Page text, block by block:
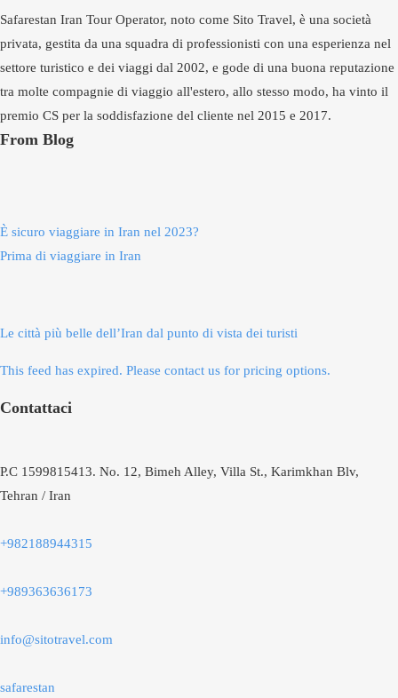
Safarestan Iran Tour Operator, noto come Sito Travel, è una società
privata, gestita da una squadra di professionisti con una esperienza nel
settore turistico e dei viaggi dal 2002, e gode di una buona reputazione
tra molte compagnie di viaggio all'estero, allo stesso modo, ha vinto il
premio CS per la soddisfazione del cliente nel 2015 e 2017.
From Blog
È sicuro viaggiare in Iran nel 2023?
Prima di viaggiare in Iran
Le città più belle dell’Iran dal punto di vista dei turisti
This feed has expired. Please contact us for pricing options.
Contattaci
P.C 1599815413. No. 12, Bimeh Alley, Villa St., Karimkhan Blv,
Tehran / Iran
+982188944315
+989363636173
info@sitotravel.com
safarestan